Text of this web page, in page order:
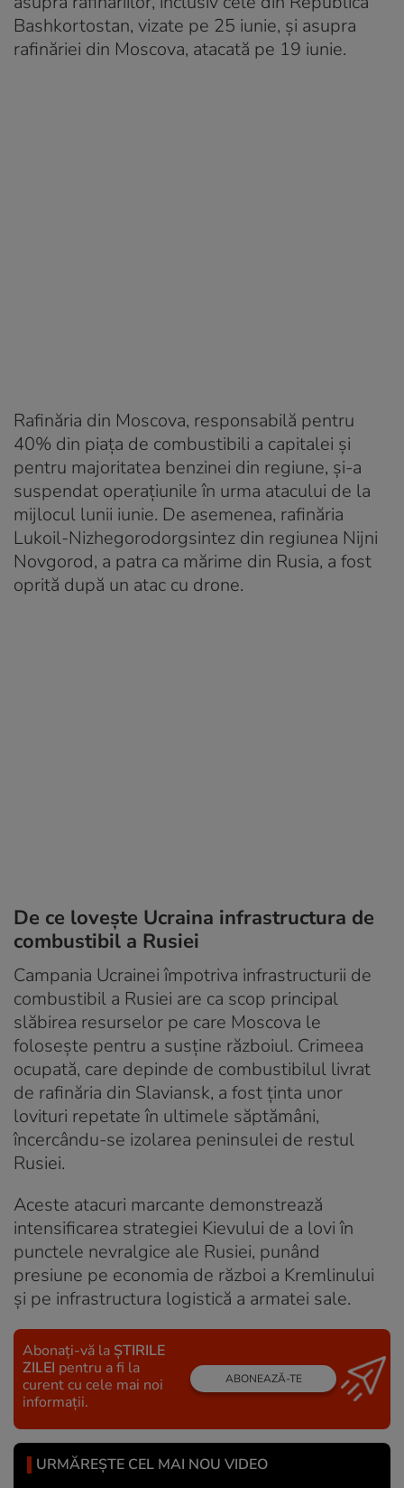
Bashkortostan, vizate pe 25 iunie, și asupra
rafinăriei din Moscova, atacată pe 19 iunie.
Rafinăria din Moscova, responsabilă pentru
40% din piața de combustibili a capitalei și
pentru majoritatea benzinei din regiune, și-a
suspendat operațiunile în urma atacului de la
mijlocul lunii iunie. De asemenea, rafinăria
Lukoil-Nizhegorodorgsintez din regiunea Nijni
Novgorod, a patra ca mărime din Rusia, a fost
oprită după un atac cu drone.
De ce lovește Ucraina infrastructura de
combustibil a Rusiei
Campania Ucrainei împotriva infrastructurii de
combustibil a Rusiei are ca scop principal
slăbirea resurselor pe care Moscova le
folosește pentru a susține războiul. Crimeea
ocupată, care depinde de combustibilul livrat
de rafinăria din Slaviansk, a fost ținta unor
lovituri repetate în ultimele săptămâni,
încercându-se izolarea peninsulei de restul
Rusiei.
Aceste atacuri marcante demonstrează
intensificarea strategiei Kievului de a lovi în
punctele nevralgice ale Rusiei, punând
presiune pe economia de război a Kremlinului
și pe infrastructura logistică a armatei sale.
Abonați-vă la ȘTIRILE
ZILEI pentru a fi la
curent cu cele mai noi
informații.
ABONEAZĂ-TE
URMĂREȘTE CEL MAI NOU VIDEO